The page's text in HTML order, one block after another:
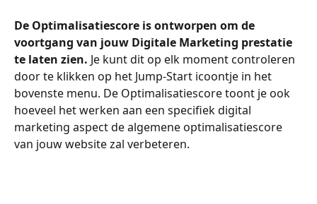
De Optimalisatiescore is ontworpen om de
voortgang van jouw Digitale Marketing prestatie
te laten zien. Je kunt dit op elk moment controleren
door te klikken op het Jump-Start icoontje in het
bovenste menu. De Optimalisatiescore toont je ook
hoeveel het werken aan een specifiek digital
marketing aspect de algemene optimalisatiescore
van jouw website zal verbeteren.